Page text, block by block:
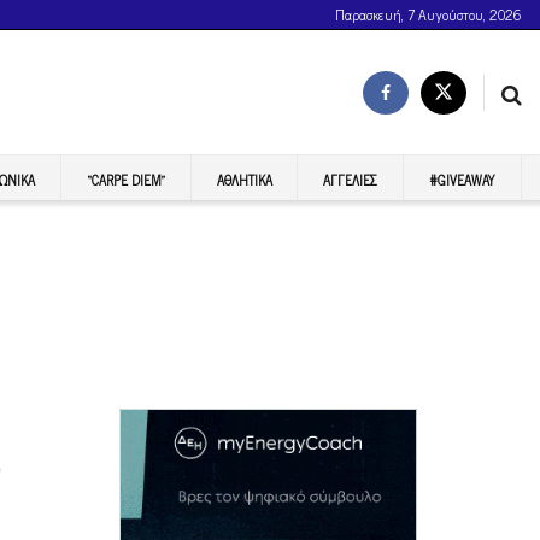
Παρασκευή, 7 Αυγούστου, 2026
“CARPE DIEM” ΑΘΛΗΤΙΚΆ ΑΓΓΕΛΊΕΣ #GIVEAWAY